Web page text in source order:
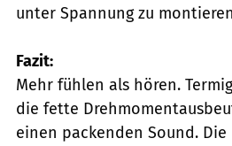
unter Spannung zu
Fazit:
Mehr fühlen als hören.
die fette
einen packen­den Sound. Die